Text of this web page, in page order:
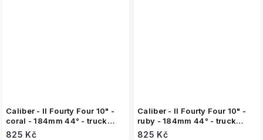
Caliber - II Fourty Four 10" -
coral - 184mm 44° - truck
(1ks)
825 Kč
Caliber - II Fourty Four 10" -
ruby - 184mm 44° - truck
(1ks)
825 Kč